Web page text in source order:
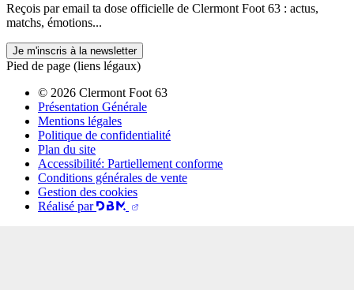
Reçois par email ta dose officielle de Clermont Foot 63 : actus,
matchs, émotions...
Je m'inscris à la newsletter
Pied de page (liens légaux)
© 2026 Clermont Foot 63
Présentation Générale
Mentions légales
Politique de confidentialité
Plan du site
Accessibilité: Partiellement conforme
Conditions générales de vente
Gestion des cookies
Réalisé par